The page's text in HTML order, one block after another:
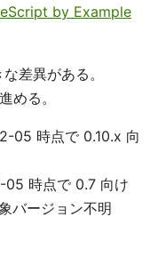
by Example
差異がある。
める。
05 時点で 0.10.x 向
05 時点で 0.7 向け
バージョン不明